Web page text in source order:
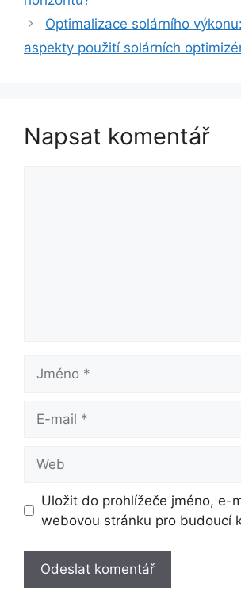
Optimalizace solárního
aspekty použití solárních
Napsat komentář
Jméno
mail
Uložit do prohlížeče jméno, e-
webovou stránku pro budoucí